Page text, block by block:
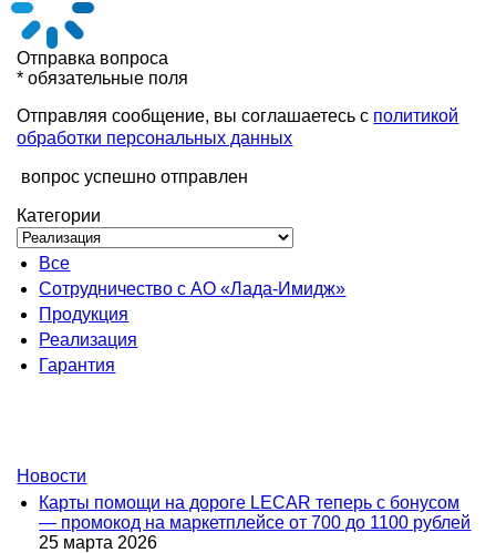
Отправка вопроса
* обязательные поля
Отправляя сообщение, вы соглашаетесь с политикой
обработки персональных данных
вопрос успешно отправлен
Категории
Все
Сотрудничество с АО «Лада-Имидж»
Продукция
Реализация
Гарантия
Новости
Карты помощи на дороге LECAR теперь с бонусом
— промокод на маркетплейсе от 700 до 1100 рублей
25 марта 2026